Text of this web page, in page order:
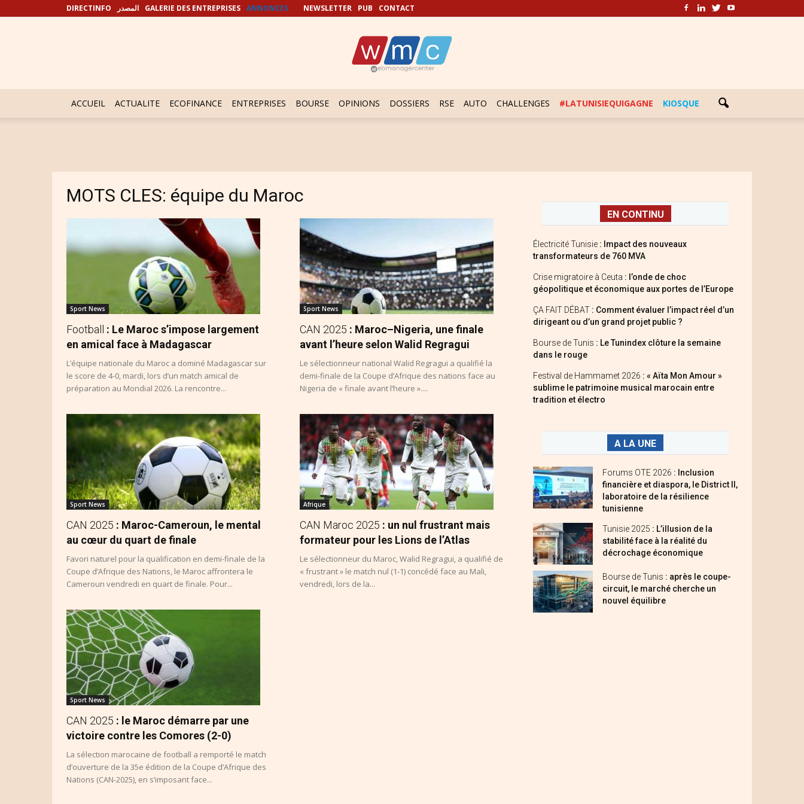
DIRECTINFO المصدر GALERIE DES ENTREPRISES ANNONCES NEWSLETTER PUB CONTACT
ACCUEIL ACTUALITE ECOFINANCE ENTREPRISES BOURSE OPINIONS DOSSIERS RSE AUTO CHALLENGES #LATUNISIEQUIGAGNE KIOSQUE
MOTS CLES: équipe du Maroc
Sport News
Football
: Le Maroc s’impose largement
en amical face à Madagascar
L’équipe nationale du Maroc a dominé Madagascar sur
le score de 4-0, mardi, lors d’un match amical de
préparation au Mondial 2026. La rencontre...
Sport News
CAN 2025 : Maroc–Nigeria, une finale
avant l’heure selon Walid Regragui
Le sélectionneur national Walid Regragui a qualifié la
demi-finale de la Coupe d’Afrique des nations face au
Nigeria de « finale avant l’heure »....
Sport News
CAN 2025 : Maroc-Cameroun, le mental
au cœur du quart de finale
Favori naturel pour la qualification en demi-finale de la
Coupe d’Afrique des Nations, le Maroc affrontera le
Cameroun vendredi en quart de finale. Pour...
Afrique
CAN Maroc 2025 : un nul frustrant mais
formateur pour les Lions de l’Atlas
Le sélectionneur du Maroc, Walid Regragui, a qualifié de
« frustrant » le match nul (1-1) concédé face au Mali,
vendredi, lors de la...
Sport News
CAN 2025 : le Maroc démarre par une
victoire contre les Comores (2-0)
La sélection marocaine de football a remporté le match
d’ouverture de la 35e édition de la Coupe d’Afrique des
Nations (CAN-2025), en s’imposant face...
EN CONTINU
Électricité Tunisie : Impact des nouveaux
transformateurs de 760 MVA
Crise migratoire à Ceuta : l’onde de choc
géopolitique et économique aux portes de l’Europe
ÇA FAIT DÉBAT : Comment évaluer l’impact réel d’un
dirigeant ou d’un grand projet public ?
Bourse de Tunis : Le Tunindex clôture la semaine
dans le rouge
Festival de Hammamet 2026 : « Aïta Mon Amour »
sublime le patrimoine musical marocain entre
tradition et électro
A LA UNE
Forums OTE 2026 : Inclusion
financière et diaspora, le District II,
laboratoire de la résilience
tunisienne
Tunisie 2025 : L’illusion de la
stabilité face à la réalité du
décrochage économique
Bourse de Tunis : après le coupe-
circuit, le marché cherche un
nouvel équilibre